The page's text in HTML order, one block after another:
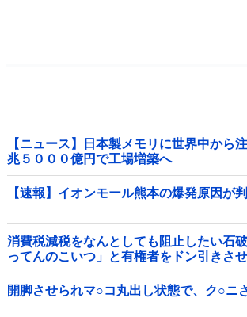
【ニュース】日本製メモリに世界中から
兆５０００億円で工場増築へ
【速報】イオンモール熊本の爆発原因が
消費税減税をなんとしても阻止したい石
ってんのこいつ」と有権者をドン引きさ
を……他
開脚させられマ○コ丸出し状態で、ク○ニ